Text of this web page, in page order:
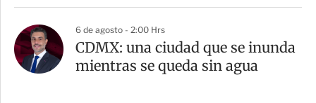
6 de agosto - 2:00 Hrs
CDMX: una ciudad que se inunda
mientras se queda sin agua